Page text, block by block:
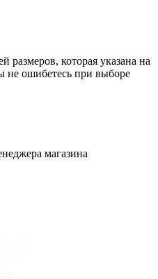
размеров, которая указана на
не ошибетесь при выборе
магазина